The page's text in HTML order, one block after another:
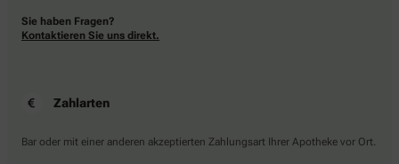
Sie haben Fragen?
Kontaktieren Sie uns direkt.
Zahlarten
Bar oder mit einer anderen akzeptierten Zahlungsart Ihrer Apotheke vor Ort.